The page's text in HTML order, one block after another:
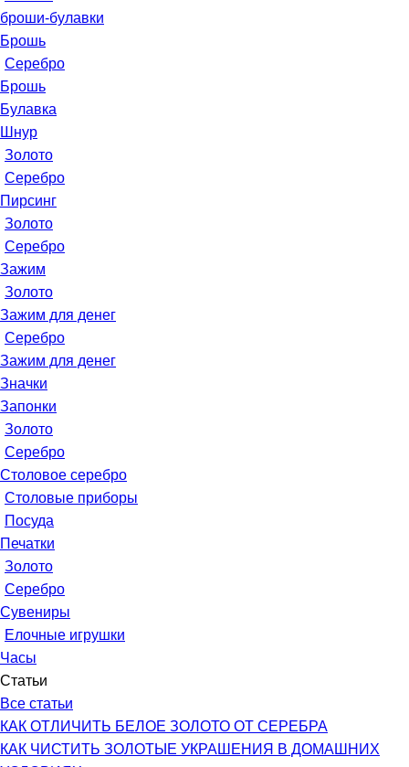
броши-булавки
Брошь
Серебро
Брошь
Булавка
Шнур
Золото
Серебро
Пирсинг
Золото
Серебро
Зажим
Золото
Зажим для денег
Серебро
Зажим для денег
Значки
Запонки
Золото
Серебро
Столовое серебро
Столовые приборы
Посуда
Печатки
Золото
Серебро
Сувениры
Елочные игрушки
Часы
Статьи
Все статьи
КАК ОТЛИЧИТЬ БЕЛОЕ ЗОЛОТО ОТ СЕРЕБРА
КАК ЧИСТИТЬ ЗОЛОТЫЕ УКРАШЕНИЯ В ДОМАШНИХ